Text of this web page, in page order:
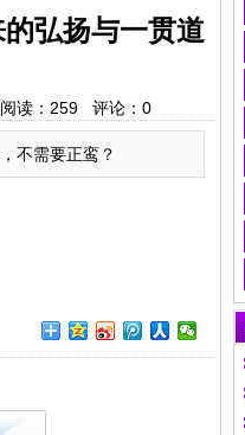
弘扬与一贯道
读： 259评论： 0
不需要正鸾？